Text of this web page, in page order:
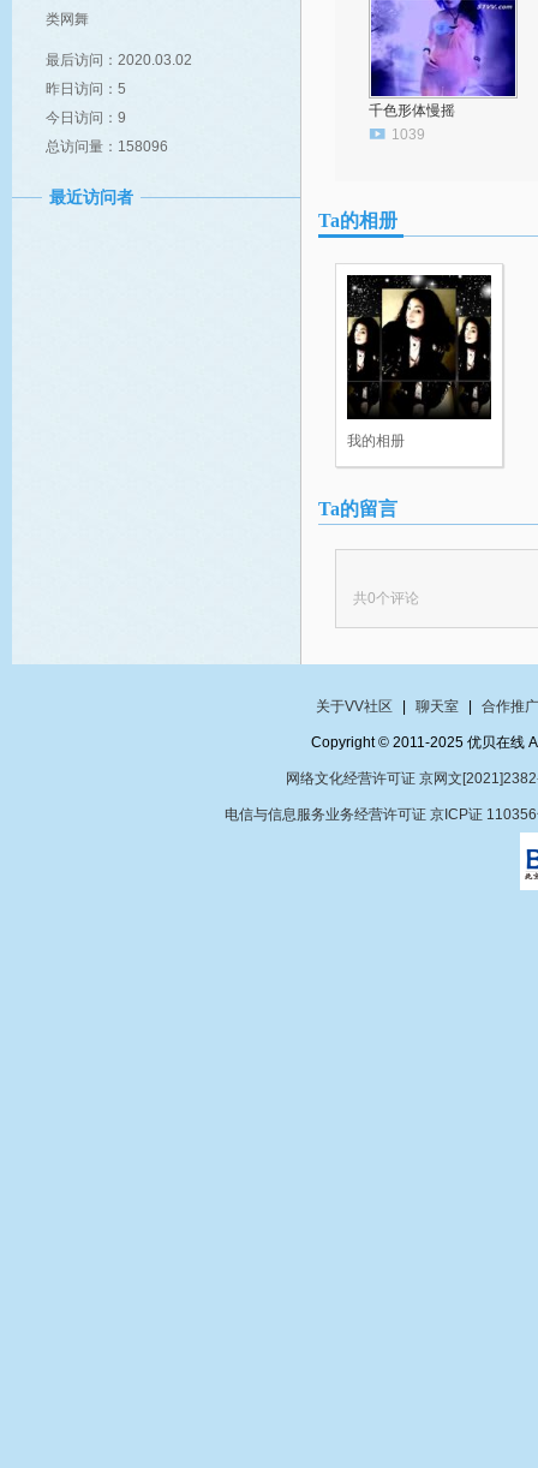
类网舞
最后访问：2020.03.02
昨日访问：5
今日访问：9
总访问量：158096
最近访问者
千色形体慢摇
1039
Ta的相册
我的相册
Ta的留言
共0个评论
关于VV社区 聊天室 合作推广
Copyright © 2011-2025 优贝在线
网络文化经营许可证 京网文
电信与信息服务业务经营许可证 京ICP证